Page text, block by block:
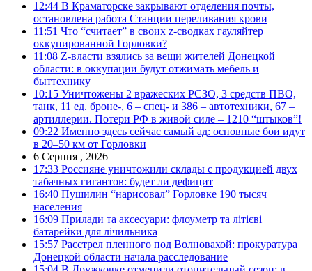
12:44 В Краматорске закрывают отделения почты,
остановлена работа Станции переливания крови
11:51 Что “считает” в своих z-сводках гауляйтер
оккупированной Горловки?
11:08 Z-власти взялись за вещи жителей Донецкой
области: в оккупации будут отжимать мебель и
быттехнику
10:15 Уничтожены 2 вражеских РСЗО, 3 средств ПВО,
танк, 11 ед. броне-, 6 – спец- и 386 – автотехники, 67 –
артиллерии. Потери РФ в живой силе – 1210 “штыков”!
09:22 Именно здесь сейчас самый ад: основные бои идут
в 20–50 км от Горловки
6 Серпня , 2026
17:33 Россияне уничтожили склады с продукцией двух
табачных гигантов: будет ли дефицит
16:40 Пушилин “нарисовал” Горловке 190 тысяч
населения
16:09 Прилади та аксесуари: флоуметр та літієві
батарейки для лічильника
15:57 Расстрел пленного под Волновахой: прокуратура
Донецкой области начала расследование